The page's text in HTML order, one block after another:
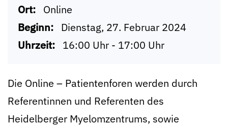
Ort: Online
Beginn: Dienstag, 27. Februar 2024
Uhrzeit: 16:00 Uhr - 17:00 Uhr
Die Online – Patientenforen werden durch
Referentinnen und Referenten des
Heidelberger Myelomzentrums, sowie